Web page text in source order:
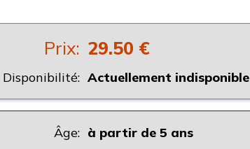
Prix: 29.50 €
Disponibilité: Actuellement indisponible
Âge: à partir de 5 ans